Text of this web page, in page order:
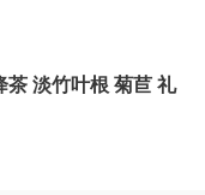
茶 淡竹叶根 菊苣 礼